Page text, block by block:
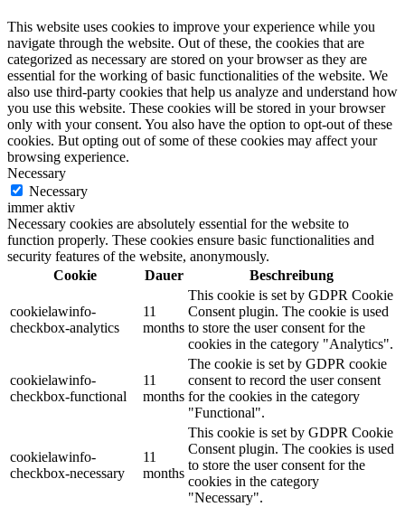
This website uses cookies to improve your experience while you
navigate through the website. Out of these, the cookies that are
categorized as necessary are stored on your browser as they are
essential for the working of basic functionalities of the website. We
also use third-party cookies that help us analyze and understand how
you use this website. These cookies will be stored in your browser
only with your consent. You also have the option to opt-out of these
cookies. But opting out of some of these cookies may affect your
browsing experience.
Necessary
Necessary
immer aktiv
Necessary cookies are absolutely essential for the website to
function properly. These cookies ensure basic functionalities and
security features of the website, anonymously.
Cookie
Dauer Beschreibung
cookielawinfo-
checkbox-analytics
11
months
This cookie is set by GDPR Cookie
Consent plugin. The cookie is used
to store the user consent for the
cookies in the category "Analytics".
cookielawinfo-
checkbox-functional
11
months
The cookie is set by GDPR cookie
consent to record the user consent
for the cookies in the category
"Functional".
cookielawinfo-
checkbox-necessary
11
months
This cookie is set by GDPR Cookie
Consent plugin. The cookies is used
to store the user consent for the
cookies in the category
"Necessary".